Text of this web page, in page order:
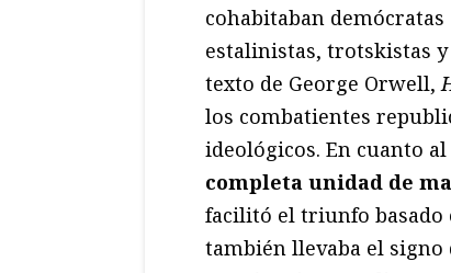
cohabitaban
estalinistas, trotskistas
texto de George Orwell,
los combatientes
ideológicos. En cuanto
completa unidad de
facilitó el triunfo basado
también llevaba el